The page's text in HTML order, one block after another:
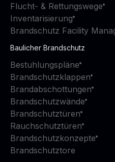
Flucht- & Rettungswege
Inventarisierung
Brandschutz Facility
Baulicher Brandschutz
Bestuhlungspläne
Brandschutzklappen
Brandabschottungen
Brandschutzwände
Brandschutztüren
Rauchschutztüren
Brandschutzkonzepte
Brandschutztore